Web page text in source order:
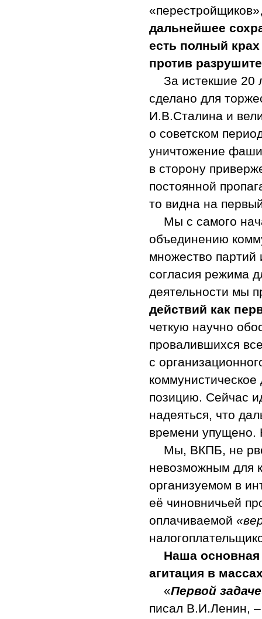
дальнейшее
есть полный
против
За истекшие 20
сделано для
И.В.Сталина и
о советском
уничтожение
в сторону
постоянной
то видна на
Мы с самого
объединению
множество партий
согласия режима
деятельности мы
действий как
четкую научно
провалившихся
с
позицию. Сейчас
надеяться, что
времени упущено.
Мы, ВКПБ, не
невозможным для
организуемом в
её чиновничьей
оплачиваемой
Наша основная
агитация в
«Первой
писал В.И.Ленин,